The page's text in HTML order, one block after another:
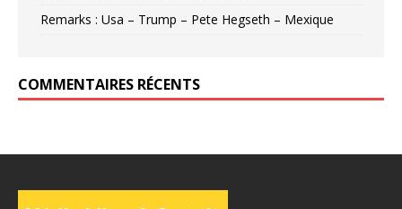
Remarks : Usa – Trump – Pete Hegseth – Mexique
COMMENTAIRES RÉCENTS